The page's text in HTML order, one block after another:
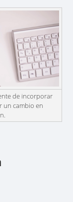
de incorporar
un cambio en